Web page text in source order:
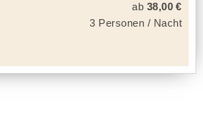
ab 38,00 €
3 Personen / Nacht